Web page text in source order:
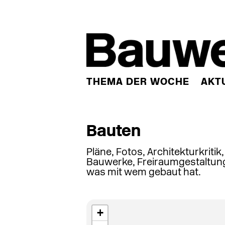
THEMA DER WOCHE
Bauten
Pläne, Fotos,
Bauwerke,
was mit wem gebaut hat.
+